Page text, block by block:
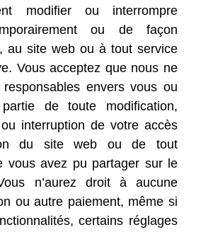
modifier ou interrompre
ou de façon
au site web ou à tout service
Vous acceptez que nous ne
envers vous ou
de toute modification,
interruption de votre accès
du site web ou de tout
vous avez pu partager sur le
n’aurez droit à aucune
ou autre paiement, même si
certains réglages